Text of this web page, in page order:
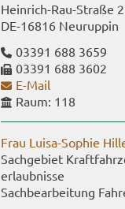
Heinrich-​Rau-Straße
DE-​16816 Neu­rup­pin
03391 688 3659
03391 688 3602
E-​Mail
Raum: 118
Frau Luisa-​Sophie
Sach­ge­biet
erlaub­nis­se
Sach­be­ar­bei­tung